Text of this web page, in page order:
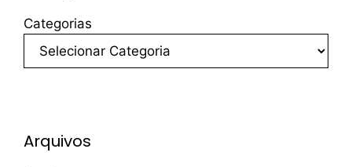
Categorias
Arquivos